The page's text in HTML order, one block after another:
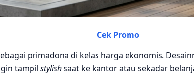
Cek Promo
primadona di kelas harga ekonomis.
tampil stylishsaat ke kantor atau sekadar